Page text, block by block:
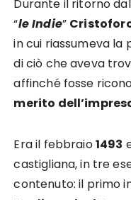
Durante il ritorno
“le Indie”
in cui riassumeva
di ciò che aveva
affinché fosse
merito
Era il febbraio1493
castigliana, in tre
contenuto: il primo